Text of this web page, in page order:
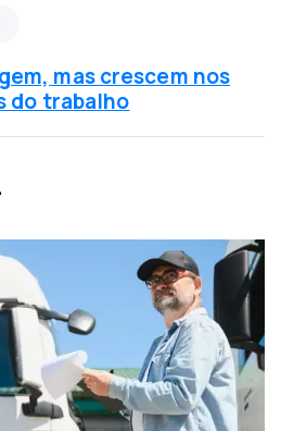
mas crescem nos
do trabalho